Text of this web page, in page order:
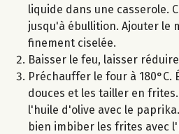
liquide dans une casserole.
jusqu'à ébullition. Ajouter le
finement ciselée.
Baisser le feu, laisser
Préchauffer le four à 180°C.
douces et les tailler en
l'huile d'olive avec le
bien imbiber les frites avec